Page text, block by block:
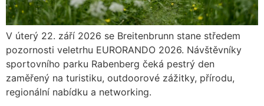
V úterý 22. září 2026 se Breitenbrunn stane středem
pozornosti veletrhu EURORANDO 2026. Návštěvníky
sportovního parku Rabenberg čeká pestrý den
zaměřený na turistiku, outdoorové zážitky, přírodu,
regionální nabídku a networking.